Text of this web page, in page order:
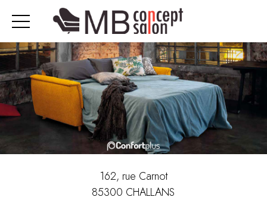
162, rue Carnot
85300 CHALLANS